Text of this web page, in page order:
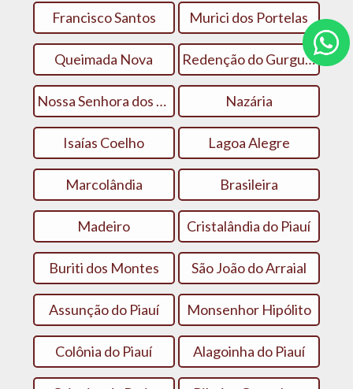
Francisco Santos Murici dos Portelas
Queimada Nova Redenção do Gurgueia
Nossa Senhora dos Remédios Nazária
Isaías Coelho Lagoa Alegre
Marcolândia Brasileira
Madeiro Cristalândia do Piauí
Buriti dos Montes São João do Arraial
Assunção do Piauí Monsenhor Hipólito
Colônia do Piauí Alagoinha do Piauí